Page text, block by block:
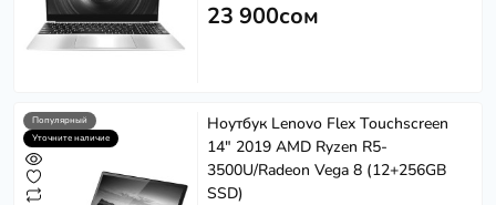
23 900сом
Популярный
Уточните наличие
Ноутбук Lenovo Flex Touchscreen
14" 2019 AMD Ryzen R5-
3500U/Radeon Vega 8 (12+256GB
SSD)
S Softech
Эффективность в каждом решении
Powered by